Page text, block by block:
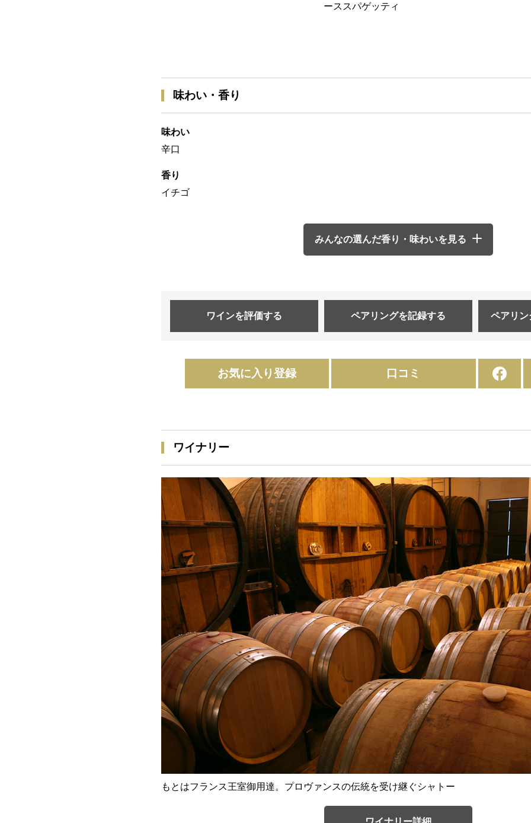
ーススパゲッティ
味わい・香り
味わい
辛口
香り
イチゴ
みんなの選んだ香り・味わいを見る
ワインを評価する ペアリングを記録する ペアリン
お気に入り登録 口コミ
ワイナリー
もとはフランス王室御用達。プロヴァンスの伝統を受け継ぐシャトー